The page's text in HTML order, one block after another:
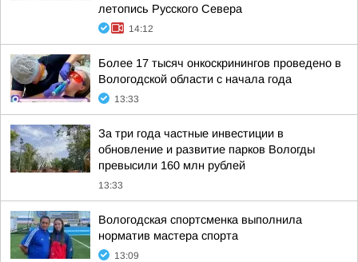
летопись Русского Севера
14:12
Более 17 тысяч онкоскринингов проведено в
Вологодской области с начала года
13:33
За три года частные инвестиции в
обновление и развитие парков Вологды
превысили 160 млн рублей
13:33
Вологодская спортсменка выполнила
норматив мастера спорта
13:09